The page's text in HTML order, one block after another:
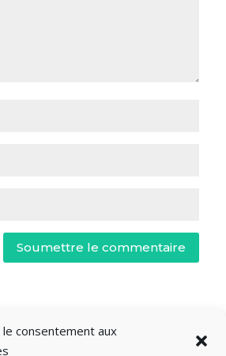
consentement aux
Soumettre le commentaire